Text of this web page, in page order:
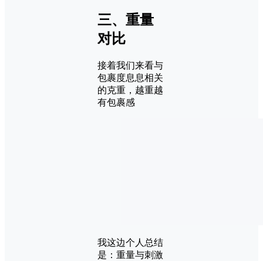
三、重量
对比
接着我们来看与
包裹度息息相关
的克重，越重越
有包裹感
我这边个人总结
是：重量与刺激